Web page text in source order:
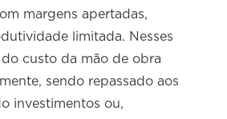
margens apertadas,
limitada. Nesses
custo da mão de obra
sendo repassado aos
investimentos ou,